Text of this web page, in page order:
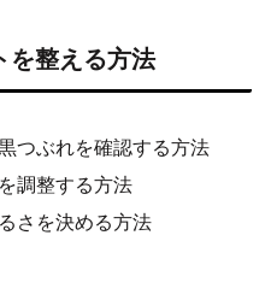
を整える方法
つぶれを確認する方法
調整する方法
さを決める方法